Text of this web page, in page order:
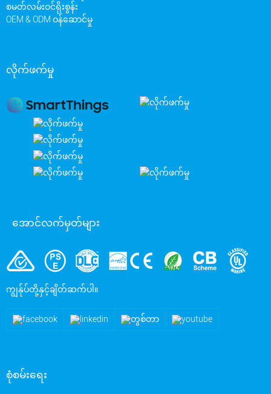
စမတ်လမ်းဝင်ရိုးစွန်း
OEM & ODM ဝန်ဆောင်မှု
လိုက်ဖက်မှု
အောင်လက်မှတ်များ
ကျွန်ုပ်တို့နှင့်ချိတ်ဆက်ပါ။
စုံစမ်းရေး